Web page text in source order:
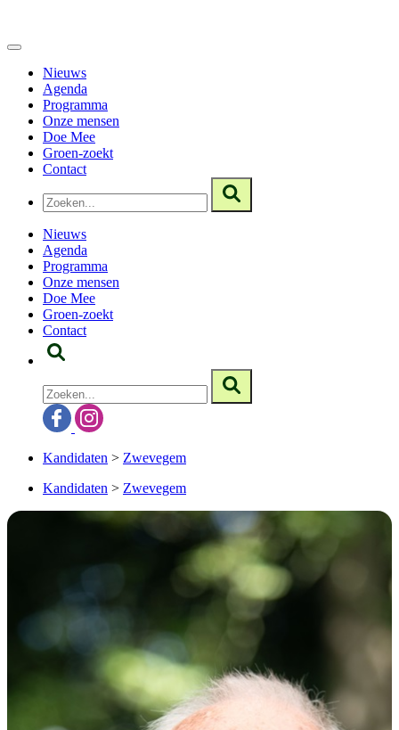
Nieuws
Agenda
Programma
Onze mensen
Doe Mee
Groen-zoekt
Contact
Nieuws
Agenda
Programma
Onze mensen
Doe Mee
Groen-zoekt
Contact
Kandidaten > Zwevegem
Kandidaten > Zwevegem